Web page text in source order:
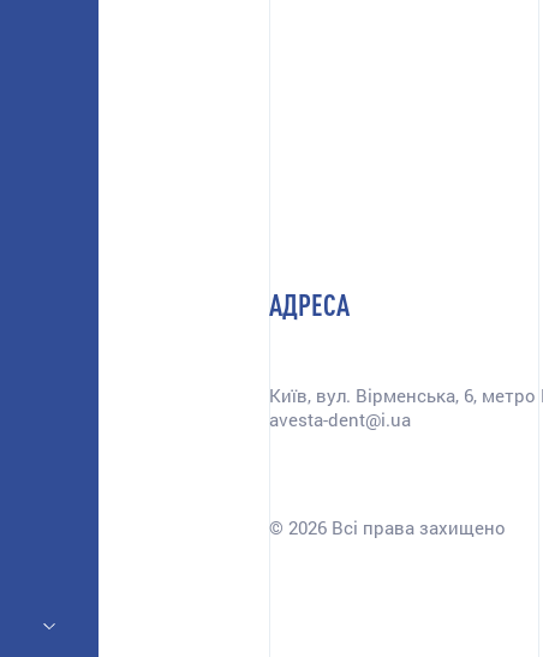
АДРЕСА
Київ, вул. Вірменська, 6,
avesta-dent@i.ua
© 2026 Всі права захищено